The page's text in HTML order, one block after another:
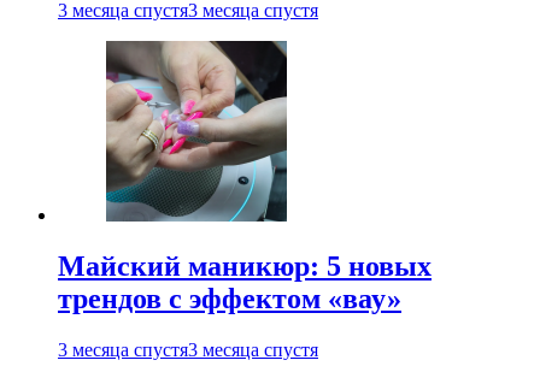
3 месяца спустя3 месяца спустя
Майский маникюр: 5 новых
трендов с эффектом «вау»
3 месяца спустя3 месяца спустя